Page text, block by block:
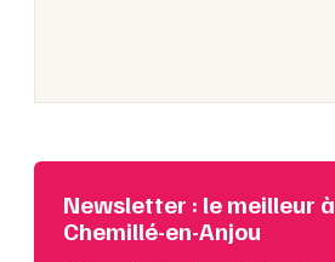
Newsletter : le meilleur à
Chemillé-en-Anjou